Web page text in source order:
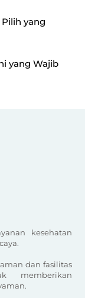
yang
yang Wajib
kesehatan
dan fasilitas
memberikan